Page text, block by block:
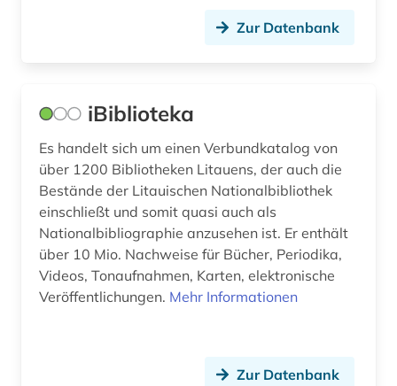
ostasien (2)
ostasienwissenschaft (1)
osteuropa (5)
osteuropa-studien (1)
ostwestfalen-lippe (1)
paläontologie (1)
Zur Datenbank
iBiblioteka
Es handelt sich um einen Verbundkatalog von
über 1200 Bibliotheken Litauens, der auch die
Bestände der Litauischen Nationalbibliothek
einschließt und somit quasi auch als
Nationalbibliographie anzusehen ist. Er enthält
über 10 Mio. Nachweise für Bücher, Periodika,
Videos, Tonaufnahmen, Karten, elektronische
Veröffentlichungen. Mehr Informationen
Zur Datenbank